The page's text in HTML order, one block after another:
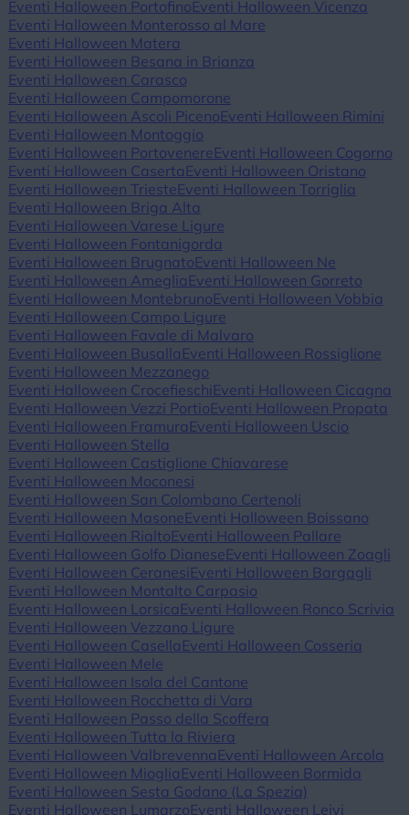
Eventi Halloween PortofinoEventi Halloween Vicenza
Eventi Halloween Monterosso al Mare
Eventi Halloween Matera
Eventi Halloween Besana in Brianza
Eventi Halloween Carasco
Eventi Halloween Campomorone
Eventi Halloween Ascoli PicenoEventi Halloween Rimini
Eventi Halloween Montoggio
Eventi Halloween PortovenereEventi Halloween Cogorno
Eventi Halloween Caserta Eventi Halloween Oristano
Eventi Halloween TriesteEventi Halloween Torriglia
Eventi Halloween Briga Alta
Eventi Halloween Varese Ligure
Eventi Halloween Fontanigorda
Eventi Halloween BrugnatoEventi Halloween Ne
Eventi Halloween Ameglia Eventi Halloween Gorreto
Eventi Halloween MontebrunoEventi Halloween Vobbia
Eventi Halloween Campo Ligure
Eventi Halloween Favale di Malvaro
Eventi Halloween Busalla Eventi Halloween Rossiglione
Eventi Halloween Mezzanego
Eventi Halloween CrocefieschiEventi Halloween Cicagna
Eventi Halloween Vezzi PortioEventi Halloween Propata
Eventi Halloween Framura Eventi Halloween Uscio
Eventi Halloween Stella
Eventi Halloween Castiglione Chiavarese
Eventi Halloween Moconesi
Eventi Halloween San Colombano Certenoli
Eventi Halloween MasoneEventi Halloween Boissano
Eventi Halloween RialtoEventi Halloween Pallare
Eventi Halloween Golfo DianeseEventi Halloween Zoagli
Eventi Halloween CeranesiEventi Halloween Bargagli
Eventi Halloween Montalto Carpasio
Eventi Halloween Lorsica Eventi Halloween Ronco Scrivia
Eventi Halloween Vezzano Ligure
Eventi Halloween Casella Eventi Halloween Cosseria
Eventi Halloween Mele
Eventi Halloween Isola del Cantone
Eventi Halloween Rocchetta di Vara
Eventi Halloween Passo della Scoffera
Eventi Halloween Tutta la Riviera
Eventi Halloween Valbrevenna Eventi Halloween Arcola
Eventi Halloween Mioglia Eventi Halloween Bormida
Eventi Halloween Sesta Godano (La Spezia)
Eventi Halloween LumarzoEventi Halloween Leivi